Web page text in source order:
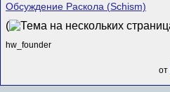
Обсуждение Раскола (Schism)
(
hw_founder
от